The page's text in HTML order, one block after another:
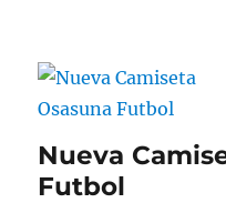
Nueva
Futbol